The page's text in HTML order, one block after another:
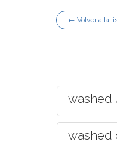
← Volver a la
washed
washed